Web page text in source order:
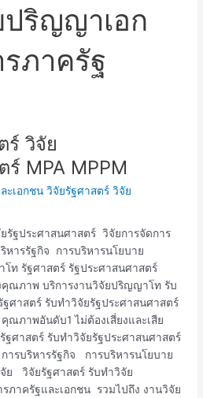
ปริญญาเอก
ภาครัฐ
ร์ วิจัย
MPA MPPM
ะเอกชน วิจัยรัฐศาสตร์ วิจัย
รัฐประศาสนศาสตร์ วิจัยการจัดการ
ารรัฐกิจ การบริหารนโยบาย
ท รัฐศาสตร์ รัฐประศาสนศาสตร์
คุณภาพ บริการงานวิจัยปริญญาโท รับ
ศาสตร์ รับทำวิจัยรัฐประศาสนศาสตร์
ณภาพอันดับ1 ไม่ต้องเสี่ยงและเสีย
ฐศาสตร์ รับทำวิจัยรัฐประศาสนศาสตร์
ารบริหารรัฐกิจ การบริหารนโยบาย
ย วิจัยรัฐศาสตร์ รับทำวิจัย
ภาครัฐและเอกชน รวมไปถึง งานวิจัย